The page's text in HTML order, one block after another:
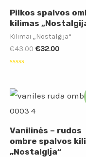
Pilkos spalvos
kilimas
Kilimai „Nostalgija“
€43.00 €32.00
5
Vanilinės – rudos
ombre spalvos
„Nostalgija“